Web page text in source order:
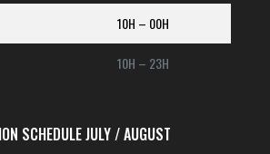
10H – 00H
10H – 23H
SCHEDULE JULY / AUGUST